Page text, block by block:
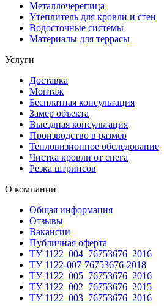
Металлочерепица
Утеплитель для кровли и стен
Водосточные системы
Материалы для террасы
Услуги
Доставка
Монтаж
Бесплатная консультация
Замер объекта
Выездная консультация
Производство в размер
Тепловизионное обследование
Чистка кровли от снега
Резка штрипсов
О компании
Общая информация
Отзывы
Вакансии
Публичная оферта
ТУ 1122–004–76753676–2016
ТУ 1122-007-76753676-2018
ТУ 1122–005–76753676–2016
ТУ 1122–002–76753676–2015
ТУ 1122–003–76753676–2016